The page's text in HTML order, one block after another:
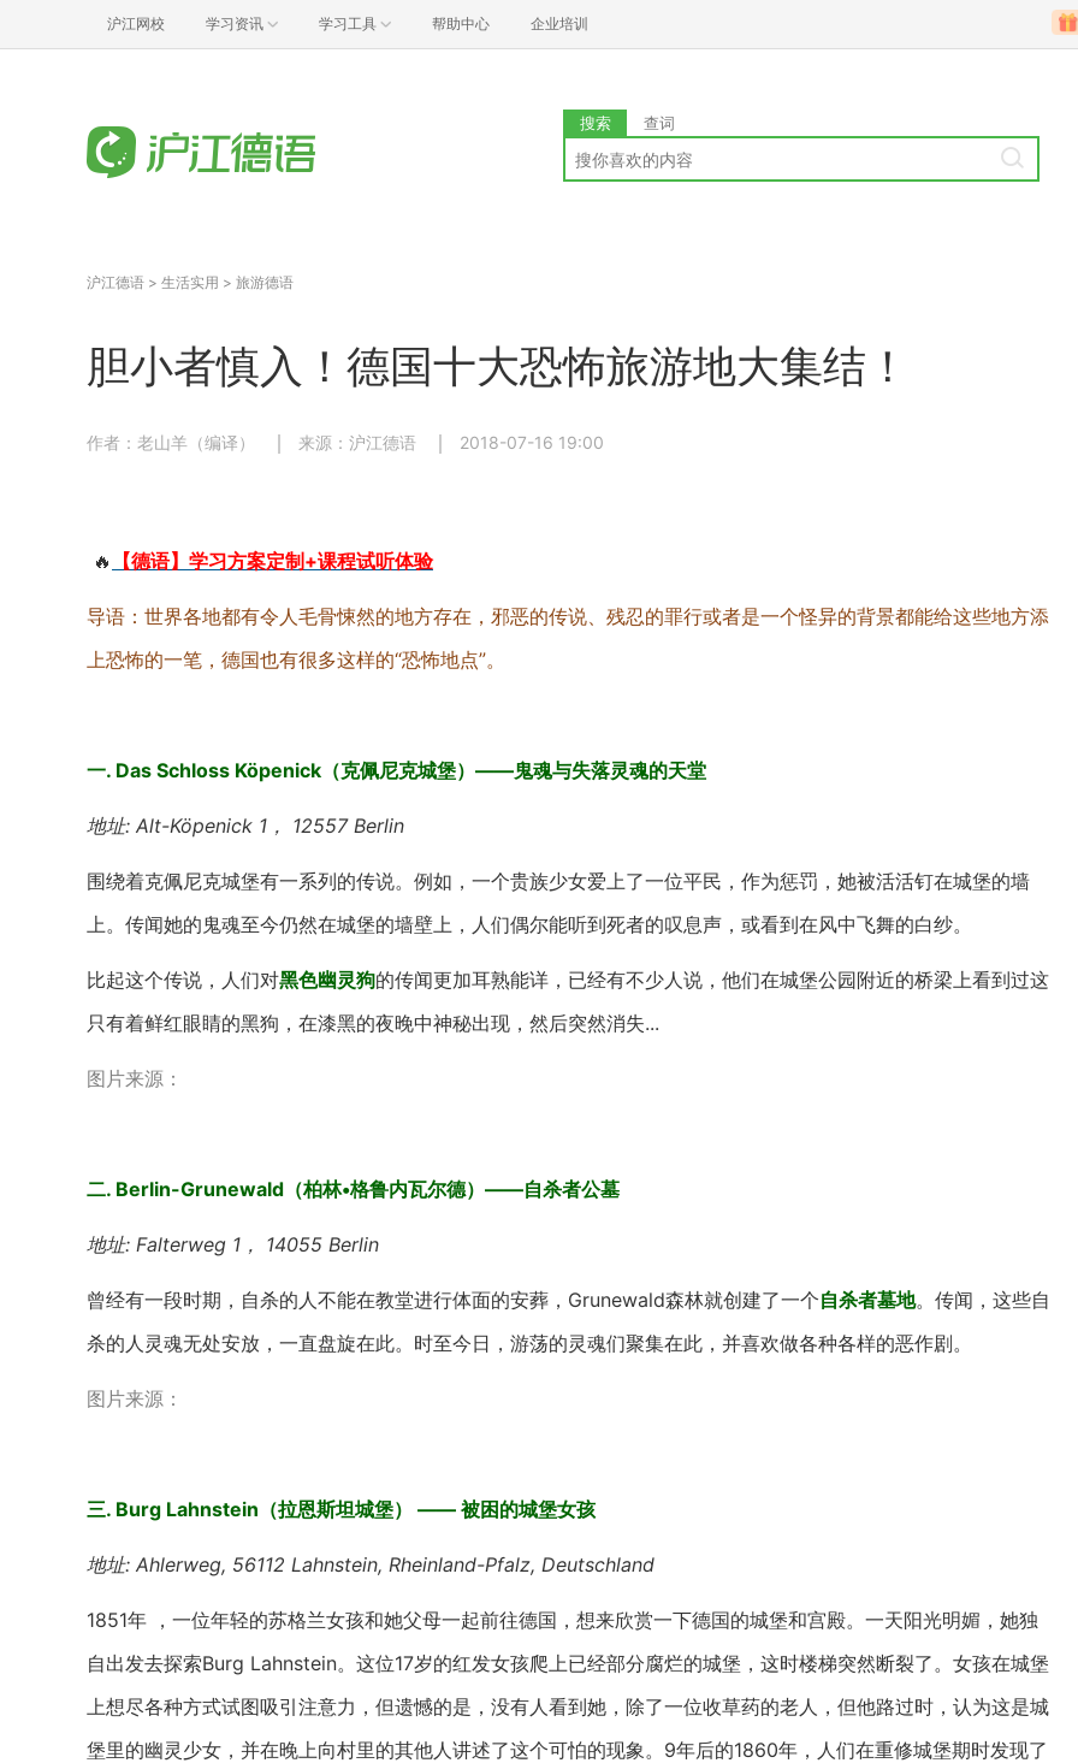
沪江网校 学习资讯 学习工具 帮助中心 企业培训
搜索 查词
沪江德语 > 生活实用 > 旅游德语
胆小者慎入！德国十大恐怖旅游地大集结！
作者：老山羊（编译） 来源：沪江德语 2018-07-16 19:00
🔥 【德语】学习方案定制+课程试听体验
导语：世界各地都有令人毛骨悚然的地方存在，邪恶的传说、残忍的罪行或者是一个怪异的背景都能给这些地方添
上恐怖的一笔，德国也有很多这样的“恐怖地点”。
一. Das Schloss Köpenick（克佩尼克城堡）——鬼魂与失落灵魂的天堂
地址: Alt-Köpenick 1， 12557 Berlin
围绕着克佩尼克城堡有一系列的传说。例如，一个贵族少女爱上了一位平民，作为惩罚，她被活活钉在城堡的墙
上。传闻她的鬼魂至今仍然在城堡的墙壁上，人们偶尔能听到死者的叹息声，或看到在风中飞舞的白纱。
比起这个传说，人们对黑色幽灵狗的传闻更加耳熟能详，已经有不少人说，他们在城堡公园附近的桥梁上看到过这
只有着鲜红眼睛的黑狗，在漆黑的夜晚中神秘出现，然后突然消失...
图片来源：
二. Berlin-Grunewald（柏林•格鲁内瓦尔德）——自杀者公墓
地址: Falterweg 1， 14055 Berlin
曾经有一段时期，自杀的人不能在教堂进行体面的安葬，Grunewald森林就创建了一个自杀者墓地。传闻，这些自
杀的人灵魂无处安放，一直盘旋在此。时至今日，游荡的灵魂们聚集在此，并喜欢做各种各样的恶作剧。
图片来源：
三. Burg Lahnstein（拉恩斯坦城堡） —— 被困的城堡女孩
地址: Ahlerweg, 56112 Lahnstein, Rheinland-Pfalz, Deutschland
1851年 ，一位年轻的苏格兰女孩和她父母一起前往德国，想来欣赏一下德国的城堡和宫殿。一天阳光明媚，她独
自出发去探索Burg Lahnstein。这位17岁的红发女孩爬上已经部分腐烂的城堡，这时楼梯突然断裂了。女孩在城堡
上想尽各种方式试图吸引注意力，但遗憾的是，没有人看到她，除了一位收草药的老人，但他路过时，认为这是城
堡里的幽灵少女，并在晚上向村里的其他人讲述了这个可怕的现象。9年后的1860年，人们在重修城堡期时发现了